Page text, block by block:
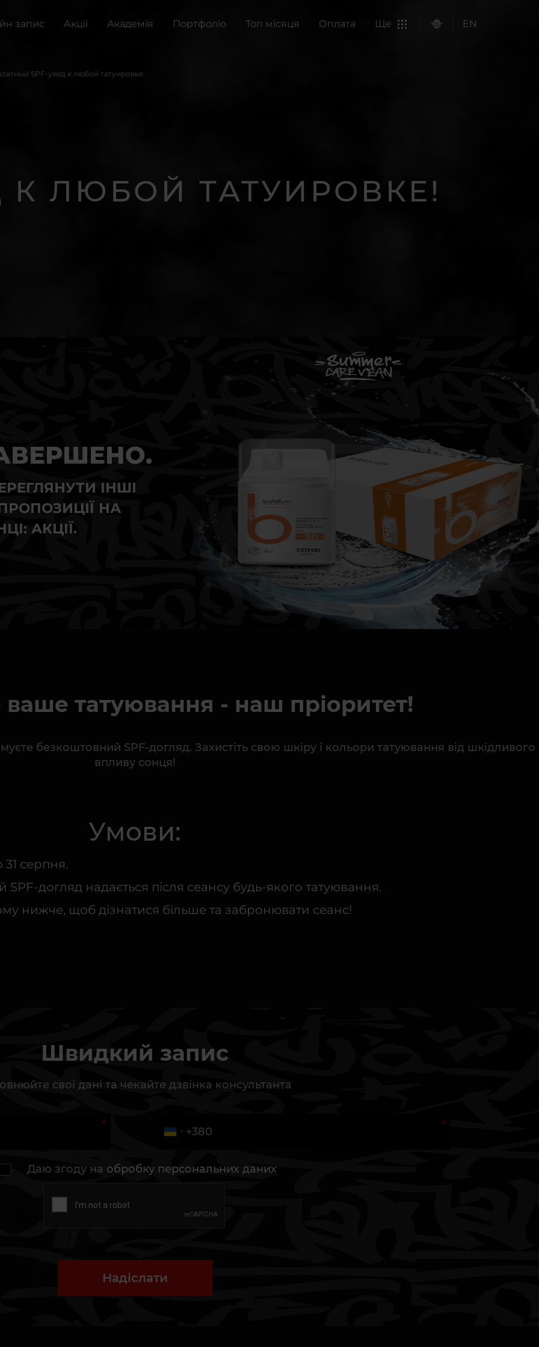
запис Акції Академія Портфоліо Топ місяця Оплата Ще EN
SPF-уход к любой татуировке
К ЛЮБОЙ ТАТУИРОВКЕ!
ІНШІ
НА
АКЦІЇ.
ваше татуювання - наш пріоритет!
безкоштовний SPF-догляд. Захистіть свою шкіру і кольори татуювання від шкідливого
впливу сонця!
Умови:
31 серпня.
догляд надається після сеансу будь-якого татуювання.
нижче, щоб дізнатися більше та забронювати сеанс!
Швидкий запис
свої дані та чекайте дзвінка консультанта
Даю згоду на обробку персональних даних
Надіслати